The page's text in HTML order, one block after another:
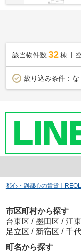
該当物件数 32棟
絞り込み条件： な
都心・副都心の賃貸｜REOL
市区町村から探す
台東区 / 墨田区 / 江
足立区 / 新宿区 / 千
町名から探す